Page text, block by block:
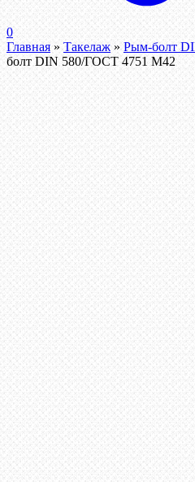
0
Главная » Такелаж » Рым-болт
болт DIN 580/ГОСТ 4751 М42